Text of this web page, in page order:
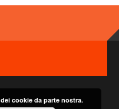
cookie da parte nostra.